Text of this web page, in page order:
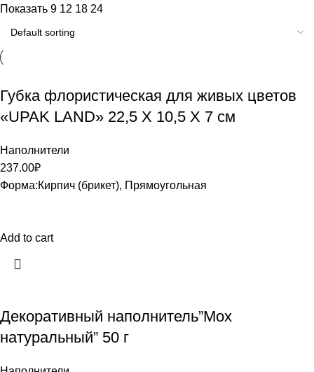
Показать 9 12 18 24
Губка флористическая для живых цветов
«UPAK LAND» 22,5 Х 10,5 Х 7 см
Наполнители
237.00₽
Форма:Кирпич (брикет), Прямоугольная
Add to cart
Декоративный наполнитель”Мох
натуральный” 50 г